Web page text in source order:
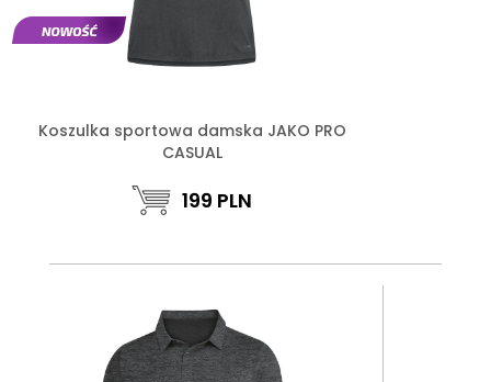
Koszulka sportowa damska JAKO PRO
CASUAL
199 PLN